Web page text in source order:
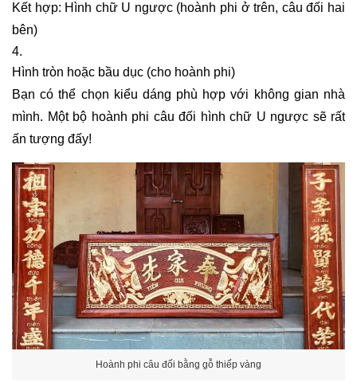
Kết hợp: Hình chữ U ngược (hoành phi ở trên, câu đối hai
bên)
Hình tròn hoặc bầu dục (cho hoành phi)
Bạn có thể chọn kiểu dáng phù hợp với không gian nhà
mình. Một bộ hoành phi câu đối hình chữ U ngược sẽ rất
ấn tượng đấy!
Hoành phi câu đối bằng gỗ thiếp vàng